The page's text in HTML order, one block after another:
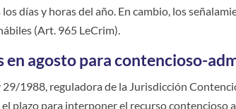
días y horas del año. En cambio, los
(Art. 965 LeCrim).
en agosto para contencioso-
29/1988, reguladora de la Jurisdicción
el plazo para interponer el recurso